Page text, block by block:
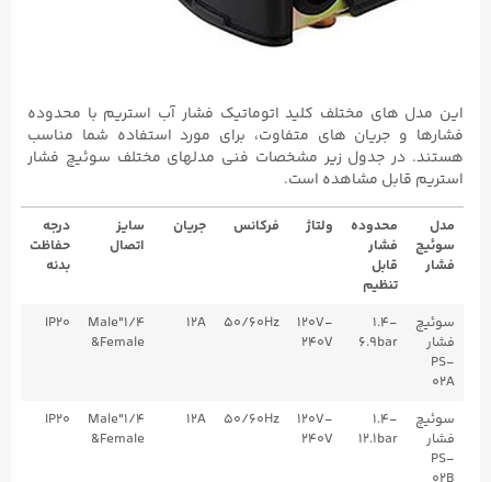
این مدل های مختلف کلید اتوماتیک فشار آب استریم با محدوده
فشارها و جریان های متفاوت، برای مورد استفاده شما مناسب
هستند. در جدول زیر مشخصات فنی مدلهای مختلف سوئیچ فشار
استریم قابل مشاهده است.
مدل
سوئیچ
فشار
محدوده
فشار
قابل
تنظیم
ولتاژ فرکانس جریان
سایز
اتصال
درجه
حفاظت
بدنه
سوئیچ
فشار
PS-
02A
1.4-
6.9bar
120V-
240V
50/60Hz
12A
1/4"Male
&Female
IP20
سوئیچ
فشار
PS-
1.4-
12.1bar
120V-
240V
50/60Hz
12A
1/4"Male
&Female
IP20